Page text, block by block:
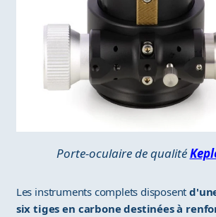
Porte-oculaire de qualité
Les instruments complets disposent
six tiges en carbone destinées à